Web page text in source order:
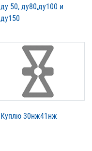
ду 50, ду80,ду100 и
ду150
Куплю 30нж41нж